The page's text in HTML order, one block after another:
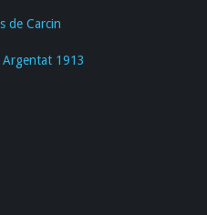
de Carcin
Argentat 1913